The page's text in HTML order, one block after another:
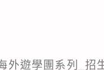
外遊學團系列_招